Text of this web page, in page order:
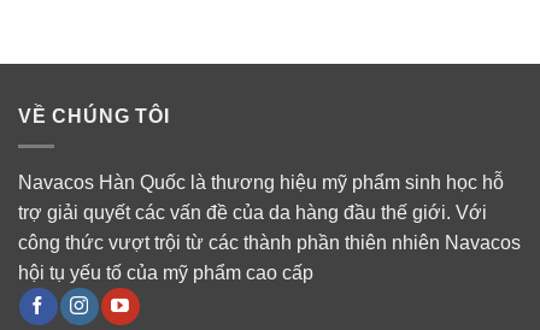
VỀ CHÚNG TÔI
Navacos Hàn Quốc là thương hiệu mỹ phẩm sinh học hỗ
trợ giải quyết các vấn đề của da hàng đầu thế giới. Với
công thức vượt trội từ các thành phần thiên nhiên Navacos
hội tụ yếu tố của mỹ phẩm cao cấp